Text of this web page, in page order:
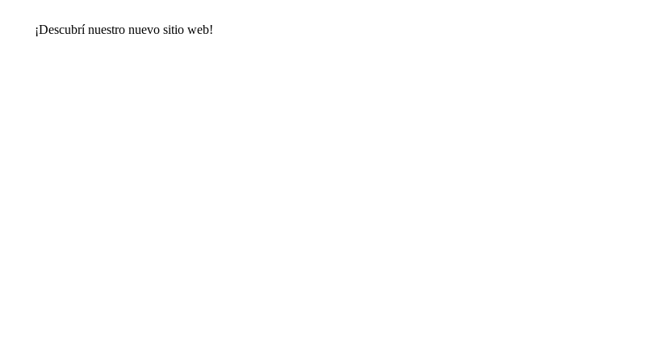
¡Descubrí nuestro nuevo sitio web!